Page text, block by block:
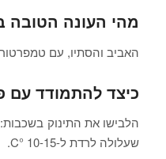
מהי העונה הטובה
האביב והסתיו, עם
כיצד להתמודד עם
הלבישו את התינוק
שעלולה לרדת ל-10-15 °C.